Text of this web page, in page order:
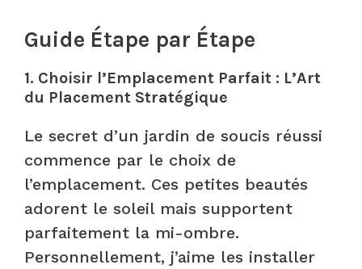
Guide Étape par Étape
1. Choisir l’Emplacement Parfait : L’Art
du Placement Stratégique
Le secret d’un jardin de soucis réussi
commence par le choix de
l’emplacement. Ces petites beautés
adorent le soleil mais supportent
parfaitement la mi-ombre.
Personnellement, j’aime les installer